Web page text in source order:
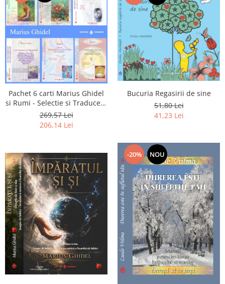
Pachet 6 carti Marius Ghidel
si Rumi - Selectie si Traducere
de Marius Ghidel
269,57 Lei
206,14 Lei
Bucuria Regasirii de sine
51,80 Lei
41,23 Lei
-20% NOU